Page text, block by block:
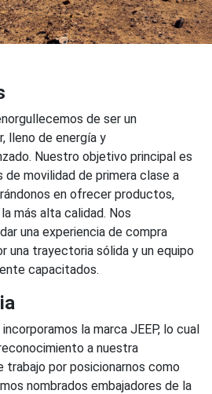
de ser un
lleno de energía y
Nuestro objetivo principal es
de movilidad de primera clase a
en ofrecer productos,
más alta calidad. Nos
una experiencia de compra
una trayectoria sólida y un equipo
capacitados.
la marca JEEP, lo cual
a nuestra
trabajo por posicionarnos como
nombrados embajadores de la